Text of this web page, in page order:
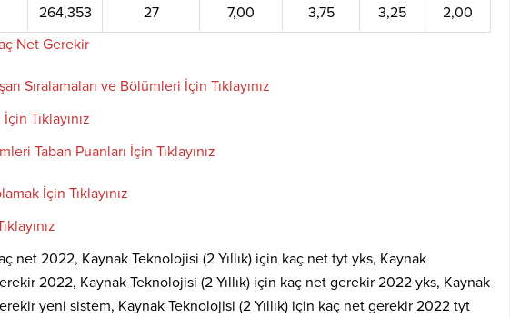
264,353 27 7,00 3,75 3,25
2,00
Net Gerekir
Sıralamaları ve Bölümleri İçin Tıklayınız
Tıklayınız
Taban Puanları İçin Tıklayınız
İçin Tıklayınız
net 2022, Kaynak Teknolojisi (2 Yıllık) için kaç net tyt yks, Kaynak
2022, Kaynak Teknolojisi (2 Yıllık) için kaç net gerekir 2022 yks, Kaynak
yeni sistem, Kaynak Teknolojisi (2 Yıllık) için kaç net gerekir 2022 tyt